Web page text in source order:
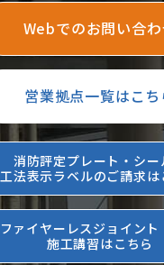
Webでのお問い合
営業拠点一覧はこち
消防評定プレート・シー
工法表示ラベルのご請求は
ファイヤーレスジョイント
施工講習はこちら